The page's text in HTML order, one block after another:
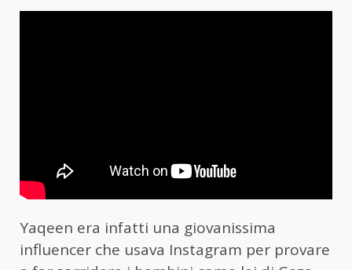
Yaqeen era infatti una giovanissima
influencer che usava Instagram per provare